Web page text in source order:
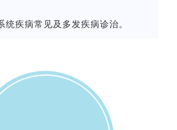
统疾病常见及多发疾病诊治。